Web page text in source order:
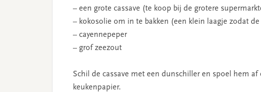
– een grote cassave (te koop bij de grotere
– kokosolie om in te bakken (een klein laagje zodat
– cayennepeper
– grof zeezout
Schil de cassave met een dunschiller en spoel hem
keukenpapier.